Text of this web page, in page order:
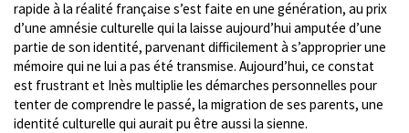
rapide à la réalité française s’est faite en une génération, au prix
d’une amnésie culturelle qui la laisse aujourd’hui amputée d’une
partie de son identité, parvenant difficilement à s’approprier une
mémoire qui ne lui a pas été transmise. Aujourd’hui, ce constat
est frustrant et Inès multiplie les démarches personnelles pour
tenter de comprendre le passé, la migration de ses parents, une
identité culturelle qui aurait pu être aussi la sienne.